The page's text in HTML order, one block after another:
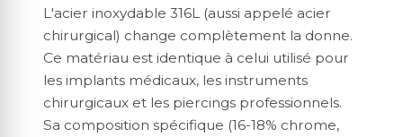
L'acier inoxydable 316L (aussi appelé acier
chirurgical) change complètement la donne.
Ce matériau est identique à celui utilisé pour
les implants médicaux, les instruments
chirurgicaux et les piercings professionnels.
Sa composition spécifique (16-18% chrome,